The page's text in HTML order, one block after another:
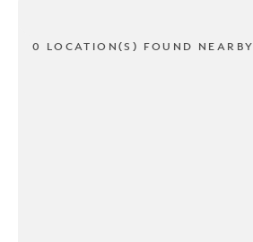
0 LOCATION(S) FOUND NEARBY